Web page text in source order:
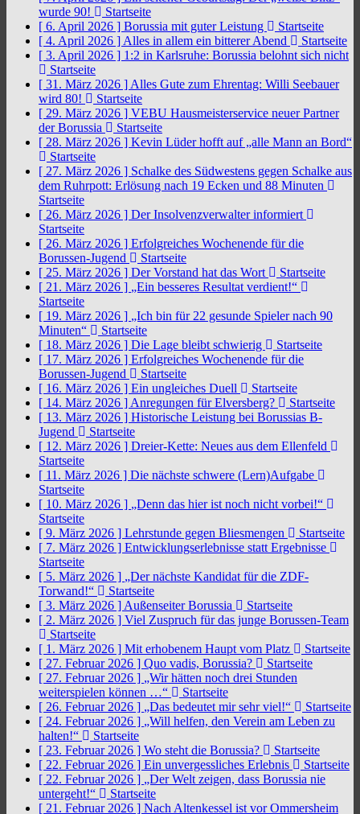
wurde 90!
Startseite
[ 6. April 2026 ] Borussia mit guter Leistung
Startseite
[ 4. April 2026 ] Alles in allem ein bitterer Abend
Startseite
[ 3. April 2026 ] 1:2 in Karlsruhe: Borussia belohnt sich nicht
Startseite
[ 31. März 2026 ] Alles Gute zum Ehrentag: Willi Seebauer
wird 80!
Startseite
[ 29. März 2026 ] VEBU Hausmeisterservice neuer Partner
der Borussia
Startseite
[ 28. März 2026 ] Kevin Lüder hofft auf „alle Mann an Bord“
Startseite
[ 27. März 2026 ] Schalke des Südwestens gegen Schalke aus
dem Ruhrpott: Erlösung nach 19 Ecken und 88 Minuten
Startseite
[ 26. März 2026 ] Der Insolvenzverwalter informiert
Startseite
[ 26. März 2026 ] Erfolgreiches Wochenende für die
Borussen-Jugend
Startseite
[ 25. März 2026 ] Der Vorstand hat das Wort
Startseite
[ 21. März 2026 ] „Ein besseres Resultat verdient!“
Startseite
[ 19. März 2026 ] „Ich bin für 22 gesunde Spieler nach 90
Minuten“
Startseite
[ 18. März 2026 ] Die Lage bleibt schwierig
Startseite
[ 17. März 2026 ] Erfolgreiches Wochenende für die
Borussen-Jugend
Startseite
[ 16. März 2026 ] Ein ungleiches Duell
Startseite
[ 14. März 2026 ] Anregungen für Elversberg?
Startseite
[ 13. März 2026 ] Historische Leistung bei Borussias B-
Jugend
Startseite
[ 12. März 2026 ] Dreier-Kette: Neues aus dem Ellenfeld
Startseite
[ 11. März 2026 ] Die nächste schwere (Lern)Aufgabe
Startseite
[ 10. März 2026 ] „Denn das hier ist noch nicht vorbei!“
Startseite
[ 9. März 2026 ] Lehrstunde gegen Bliesmengen
Startseite
[ 7. März 2026 ] Entwicklungserlebnisse statt Ergebnisse
Startseite
[ 5. März 2026 ] „Der nächste Kandidat für die ZDF-
Torwand!“
Startseite
[ 3. März 2026 ] Außenseiter Borussia
Startseite
[ 2. März 2026 ] Viel Zuspruch für das junge Borussen-Team
Startseite
[ 1. März 2026 ] Mit erhobenem Haupt vom Platz
Startseite
[ 27. Februar 2026 ] Quo vadis, Borussia?
Startseite
[ 27. Februar 2026 ] „Wir hätten noch drei Stunden
weiterspielen können …“
Startseite
[ 26. Februar 2026 ] „Das bedeutet mir sehr viel!“
Startseite
[ 24. Februar 2026 ] „Will helfen, den Verein am Leben zu
halten!“
Startseite
[ 23. Februar 2026 ] Wo steht die Borussia?
Startseite
[ 22. Februar 2026 ] Ein unvergessliches Erlebnis
Startseite
[ 22. Februar 2026 ] „Der Welt zeigen, dass Borussia nie
untergeht!“
Startseite
[ 21. Februar 2026 ] Nach Altenkessel ist vor Ommersheim